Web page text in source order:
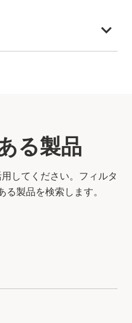
る製品
してください。フィルタ
製品を検索します。